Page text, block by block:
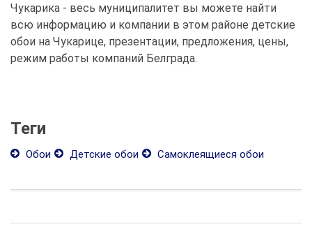
Чукарика - весь муниципалитет вы можете найти
всю информацию и компании в этом районе детские
обои на Чукарице, презентации, предложения, цены,
режим работы компаний Белграда.
Теги
Обои Детские обои Самоклеящиеся обои